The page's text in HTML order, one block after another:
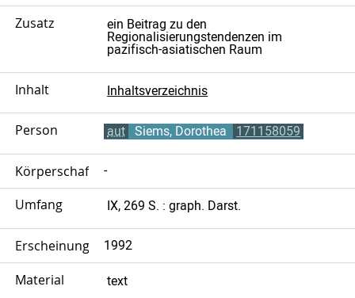
Zusatz
ein Beitrag zu den
Regionalisierungstendenzen im
pazifisch-asiatischen Raum
Inhalt Inhaltsverzeichnis
Person aut Siems, Dorothea 171158059
Körperschaft -
Umfang IX, 269 S. : graph. Darst.
Erscheinungsjahr1992
Material text